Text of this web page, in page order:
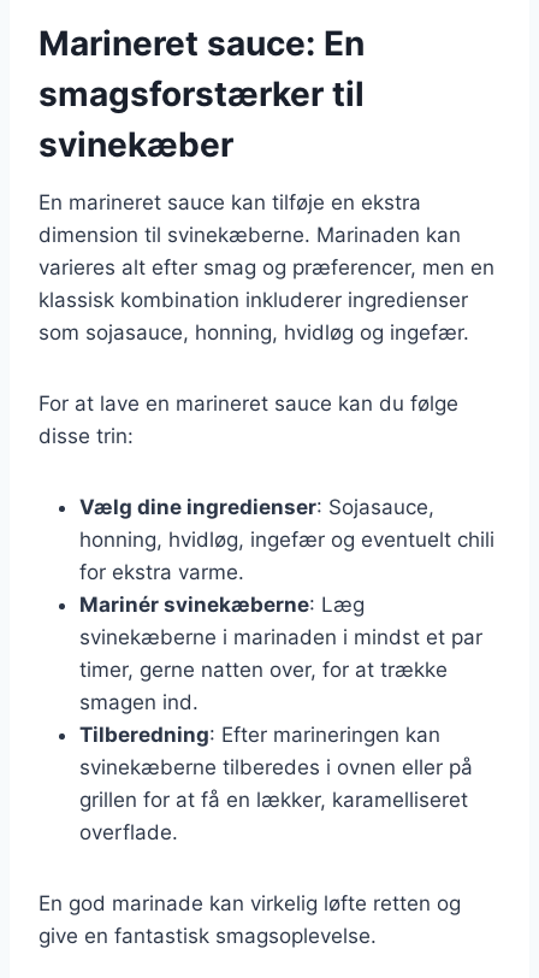
Marineret sauce: En
smagsforstærker til
svinekæber
En marineret sauce kan tilføje en ekstra
dimension til svinekæberne. Marinaden kan
varieres alt efter smag og præferencer, men en
klassisk kombination inkluderer ingredienser
som sojasauce, honning, hvidløg og ingefær.
For at lave en marineret sauce kan du følge
disse trin:
Vælg dine ingredienser: Sojasauce,
honning, hvidløg, ingefær og eventuelt chili
for ekstra varme.
Marinér svinekæberne: Læg
svinekæberne i marinaden i mindst et par
timer, gerne natten over, for at trække
smagen ind.
Tilberedning: Efter marineringen kan
svinekæberne tilberedes i ovnen eller på
grillen for at få en lækker, karamelliseret
overflade.
En god marinade kan virkelig løfte retten og
give en fantastisk smagsoplevelse.